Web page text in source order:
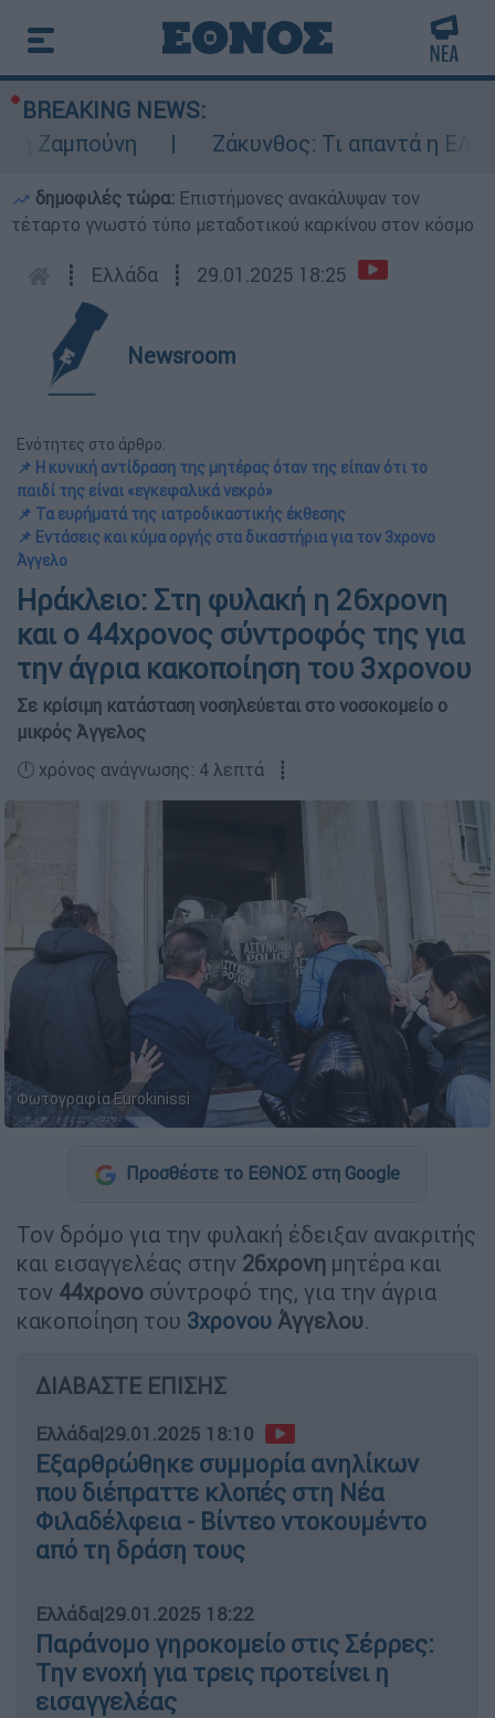
BREAKING NEWS:
Ζάκυνθος: Τι απαντά η ΕΛΑΣ
δημοφιλές τώρα: Επιστήμονες ανακάλυψαν τον
τέταρτο γνωστό τύπο μεταδοτικού καρκίνου στον κόσμο
┋ Ελλάδα ┋ 29.01.2025 18:25
Newsroom
Ενότητες στο άρθρο:
📌 Η κυνική αντίδραση της μητέρας όταν της είπαν ότι το
παιδί της είναι «εγκεφαλικά νεκρό»
📌 Τα ευρήματά της ιατροδικαστικής έκθεσης
📌 Εντάσεις και κύμα οργής στα δικαστήρια για τον 3χρονο
Άγγελο
Ηράκλειο: Στη φυλακή η 26χρονη
και ο 44χρονος σύντροφός της για
την άγρια κακοποίηση του 3χρονου
Σε κρίσιμη κατάσταση νοσηλεύεται στο νοσοκομείο ο
μικρός Άγγελος
🕛 χρόνος ανάγνωσης: 4 λεπτά ┋
Φωτογραφία Eurokinissi
Προσθέστε το ΕΘΝΟΣ στη Google
Τον δρόμο για την φυλακή έδειξαν ανακριτής
και εισαγγελέας στην 26χρονη μητέρα και
τον 44χρονο σύντροφό της, για την άγρια
κακοποίηση του 3χρονου Άγγελου.
ΔΙΑΒΑΣΤΕ ΕΠΙΣΗΣ
Ελλάδα|29.01.2025 18:10
Εξαρθρώθηκε συμμορία ανηλίκων
που διέπραττε κλοπές στη Νέα
Φιλαδέλφεια - Βίντεο ντοκουμέντο
από τη δράση τους
Ελλάδα|29.01.2025 18:22
Παράνομο γηροκομείο στις Σέρρες:
Την ενοχή για τρεις προτείνει η
εισαγγελέας